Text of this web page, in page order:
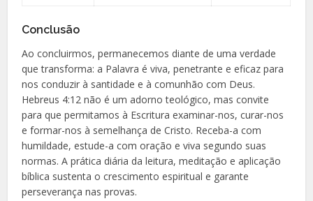
Conclusão
Ao concluirmos, permanecemos diante de uma verdade
que transforma: a Palavra é viva, penetrante e eficaz para
nos conduzir à santidade e à comunhão com Deus.
Hebreus 4:12 não é um adorno teológico, mas convite
para que permitamos à Escritura examinar-nos, curar-nos
e formar-nos à semelhança de Cristo. Receba-a com
humildade, estude-a com oração e viva segundo suas
normas. A prática diária da leitura, meditação e aplicação
bíblica sustenta o crescimento espiritual e garante
perseverança nas provas.